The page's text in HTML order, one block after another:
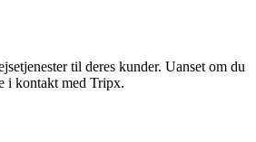
til deres kunder. Uanset om du
i kontakt med Tripx.